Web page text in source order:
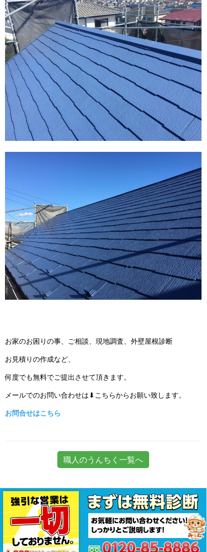
お家のお困りの事、ご相談、現地調査、外壁屋根診断
お見積りの作成など、
何度でも無料でご提出させて頂きます。
メールでのお問い合わせは⬇こちらからお願い致します。
お問合せはこちら
職人のうんちく一覧へ